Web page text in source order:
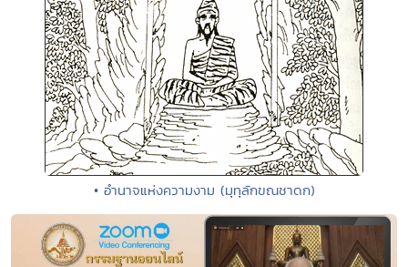
• อำนาจแห่งความงาม (มุทุลักขณชาดก)